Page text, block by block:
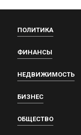
ПОЛИТИКА
ФИНАНСЫ
НЕДВИЖИМОСТЬ
БИЗНЕС
ОБЩЕСТВО